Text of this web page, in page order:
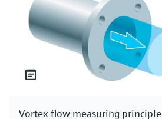
Vortex flow measuring principle